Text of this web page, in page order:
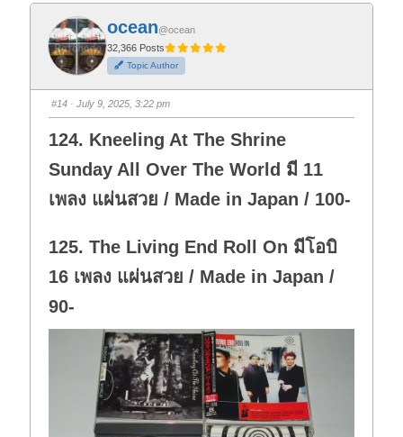
k
f
o
r
t
h
u
m
d
o
n
.
k
o
r
t
h
u
m
u
p
ocean@ocean
32,366 Posts
Topic Author
#14 · July 9, 2025, 3:22 pm
124. Kneeling At The Shrine
Sunday All Over The World มี 11
เพลง แผ่นสวย / Made in Japan / 100-
125. The Living End Roll On มีโอบิ
16 เพลง แผ่นสวย / Made in Japan /
90-